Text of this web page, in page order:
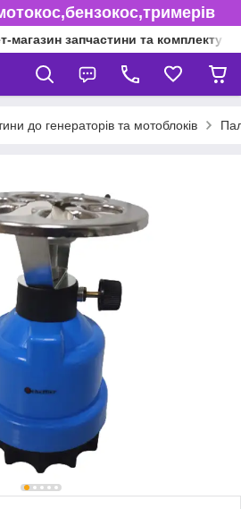
магазин запчастини та
до генераторів та мотоблоків